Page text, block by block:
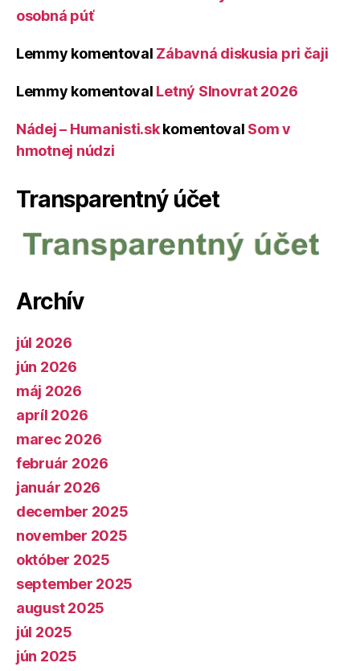
osobná púť
Lemmy komentoval Zábavná diskusia pri čaji
Lemmy komentoval Letný Slnovrat 2026
Nádej – Humanisti.skkomentoval Som v
hmotnej núdzi
Transparentný účet
Archív
júl 2026
jún 2026
máj 2026
apríl 2026
marec 2026
február 2026
január 2026
december 2025
november 2025
október 2025
september 2025
august 2025
júl 2025
jún 2025